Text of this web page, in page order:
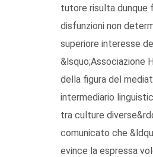
tutore risulta dunque
disfunzioni non
superiore interesse
&lsquo;Associazione
della figura del
intermediario
tra culture
comunicato che
evince la espressa